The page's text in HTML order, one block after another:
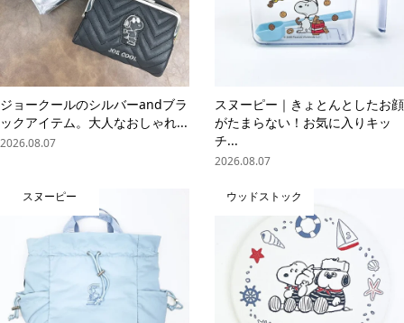
ジョークールのシルバーandブラ
ックアイテム。大人なおしゃれ...
2026.08.07
スヌーピー｜きょとんとしたお顔
がたまらない！お気に入りキッ
チ...
2026.08.07
スヌーピー ウッドストック